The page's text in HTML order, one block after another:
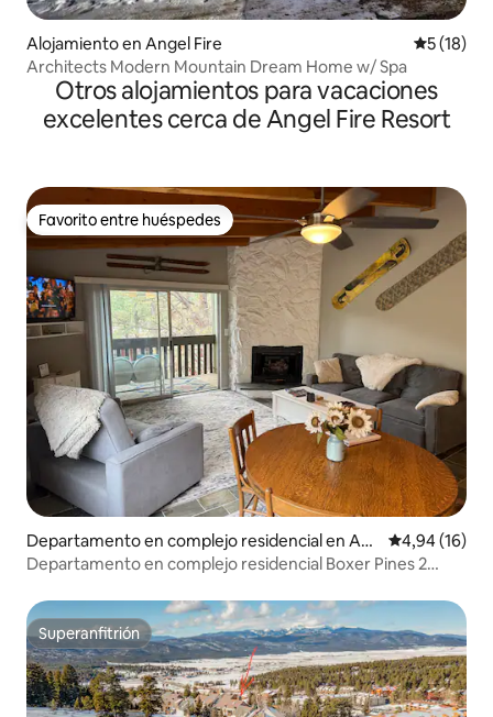
Alojamiento en Angel Fire
5 (18)
Architects Modern Mountain Dream Home w/ Spa
Otros alojamientos para vacaciones
excelentes cerca de Angel Fire Resort
Favorito entre huéspedes
Favorito entre huéspedes
Departamento en complejo residencial en An
gel Fire
Calificación
4,94 (16)
Departamento en complejo residencial Boxer Pines 2
Superanfitrión
Superanfitrión